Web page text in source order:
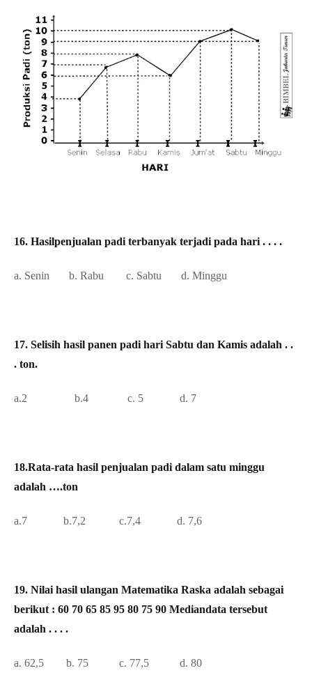
16. Hasilpenjualan padi terbanyak terjadi pada hari . . . .
a. Senin b. Rabu c. Sabtu d. Minggu
17. Selisih hasil panen padi hari Sabtu dan Kamis adalah . .
. ton.
a.2 b.4 c. 5 d. 7
18.Rata-rata hasil penjualan padi dalam satu minggu
adalah ….ton
a.7 b.7,2 c.7,4 d. 7,6
19. Nilai hasil ulangan Matematika Raska adalah sebagai
berikut : 60 70 65 85 95 80 75 90 Mediandata tersebut
adalah . . . .
a. 62,5 b. 75 c. 77,5 d. 80